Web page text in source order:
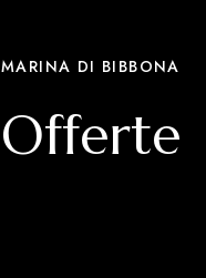
MARINA DI BIBBONA
Offerte